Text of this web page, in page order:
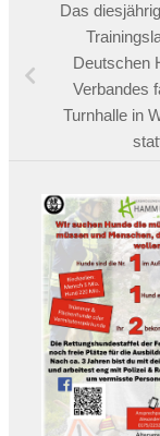
Das
Deutschen
Verbandes
Turnhalle in